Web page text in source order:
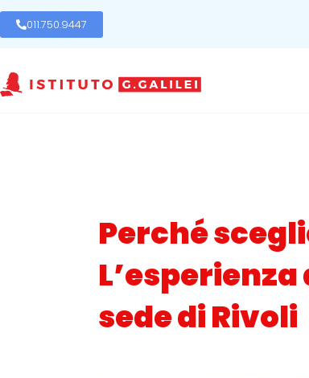
011.750.9447
Perché
sede di Rivoli